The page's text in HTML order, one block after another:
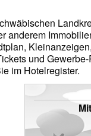
anderem
und
im Hotelregister.